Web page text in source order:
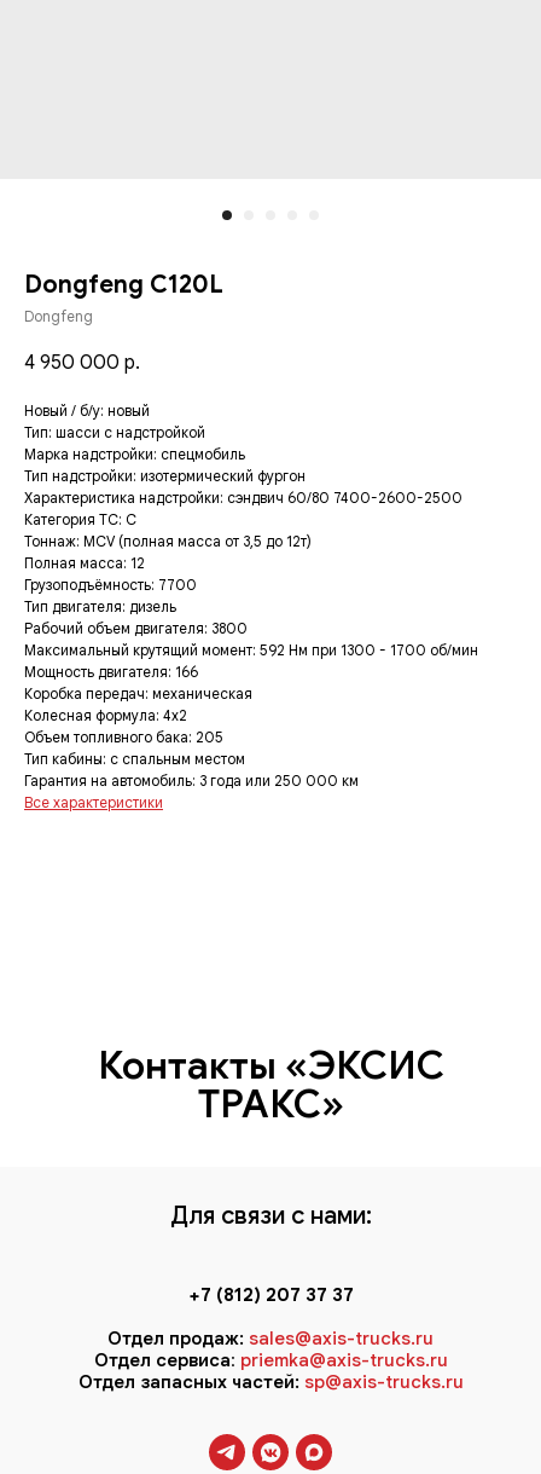
Dongfeng C120L
Dongfeng
4 950 000 р.
Все характеристики
Новый / б/у: новый
Тип: шасси с надстройкой
Марка надстройки: спецмобиль
Тип надстройки: изотермический фургон
Характеристика надстройки: сэндвич 60/80 7400-2600-2500
Категория ТC: C
Тоннаж: MCV (полная масса от 3,5 до 12т)
Полная масса: 12
Грузоподъёмность: 7700
Тип двигателя: дизель
Рабочий объем двигателя: 3800
Максимальный крутящий момент: 592 Нм при 1300 - 1700 об/мин
Мощность двигателя: 166
Коробка передач: механическая
Колесная формула: 4x2
Объем топливного бака: 205
Тип кабины: с спальным местом
Гарантия на автомобиль: 3 года или 250 000 км
Контакты «ЭКСИС
ТРАКС»
Для связи с нами:
+7 (812) 207 37 37
Отдел продаж: sales@axis-trucks.ru
Отдел сервиса: priemka@axis-trucks.ru
Отдел запасных частей: sp@axis-trucks.ru